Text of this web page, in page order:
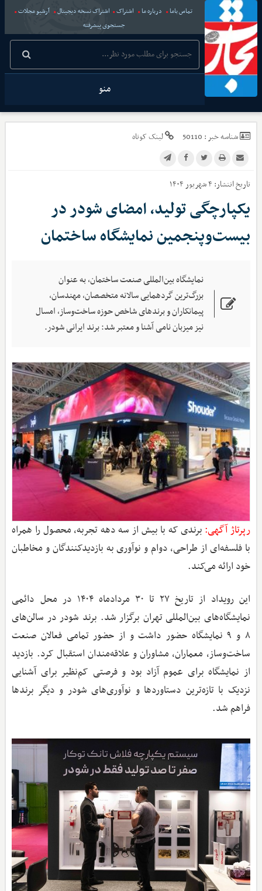
تماس باما درباره ما اشتراک اشتراک نسخه دیجیتال
آرشیو مجلات
جستجوی پیشرفته
منو
شناسه خبر : 50110 لینک کوتاه
تاریخ انتشار: ۴ شهریور ۱۴۰۴
یکپارچگی تولید، امضای شودر در
بیست‌وپنجمین نمایشگاه ساختمان
نمایشگاه بین‌المللی صنعت ساختمان، به عنوان
بزرگ‌ترین گردهمایی سالانه متخصصان، مهندسان،
پیمانکاران و برندهای شاخص حوزه ساخت‌وساز، امسال
نیز میزبان نامی آشنا و معتبر شد: برند ایرانی شودر.
رپرتاژ آگهی: برندی که با بیش از سه دهه تجربه، محصول را همراه
با فلسفه‌ای از طراحی، دوام و نوآوری به بازدیدکنندگان و مخاطبان
خود ارائه می‌کند.
این رویداد از تاریخ ۲۷ تا ۳۰ مردادماه ۱۴۰۴ در محل دائمی
نمایشگاه‌های بین‌المللی تهران برگزار شد. برند شودر در سالن‌های
۸ و ۹ نمایشگاه حضور داشت و از حضور تمامی فعالان صنعت
ساخت‌وساز، معماران، مشاوران و علاقه‌مندان استقبال کرد. بازدید
از نمایشگاه برای عموم آزاد بود و فرصتی کم‌نظیر برای آشنایی
نزدیک با تازه‌ترین دستاوردها و نوآوری‌های شودر و دیگر برندها
فراهم شد.